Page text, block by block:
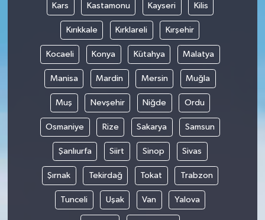
Kars Kastamonu Kayseri Kilis
Kırıkkale Kırklareli Kırşehir
Kocaeli Konya Kütahya Malatya
Manisa Mardin Mersin Muğla
Muş Nevşehir Niğde Ordu
Osmaniye Rize Sakarya Samsun
Şanlıurfa Siirt Sinop Sivas
Şırnak Tekirdağ Tokat Trabzon
Tunceli Uşak Van Yalova